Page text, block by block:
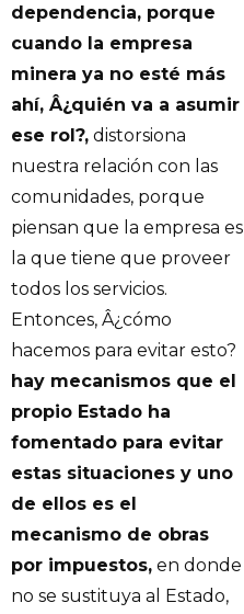
dependencia, porque
cuando la empresa
minera ya no esté más
ahí, Â¿quién va a asumir
ese rol?, distorsiona
nuestra relación con las
comunidades, porque
piensan que la empresa es
la que tiene que proveer
todos los servicios.
Entonces, Â¿cómo
hacemos para evitar esto?
hay mecanismos que el
propio Estado ha
fomentado para evitar
estas situaciones y uno
de ellos es el
mecanismo de obras
por impuestos, en donde
no se sustituya al Estado,